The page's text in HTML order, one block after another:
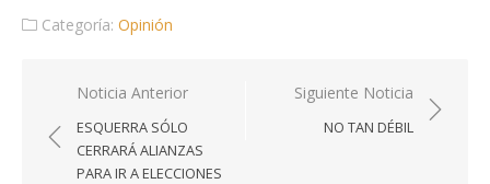
Categoría: Opinión
Navegación
de
entradas
Noticia Anterior
ESQUERRA SÓLO
CERRARÁ ALIANZAS
PARA IR A ELECCIONES
Siguiente Noticia
NO TAN DÉBIL